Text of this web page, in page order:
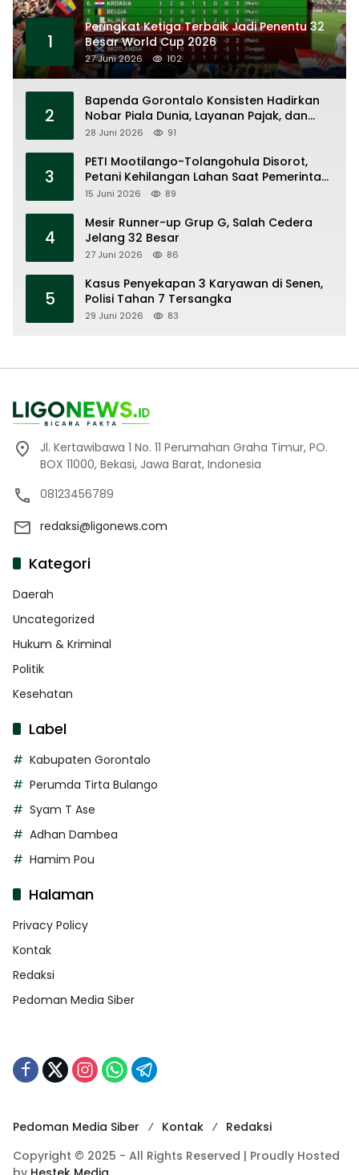
1
Peringkat Ketiga Terbaik Jadi Penentu 32
Besar World Cup 2026
27 Juni 2026 102
2
Bapenda Gorontalo Konsisten Hadirkan
Nobar Piala Dunia, Layanan Pajak, dan
Ruang UMKM
28 Juni 2026 91
3
PETI Mootilango-Tolangohula Disorot,
Petani Kehilangan Lahan Saat Pemerintah
Fokus Panggung Seremonial
15 Juni 2026 89
4
Mesir Runner-up Grup G, Salah Cedera
Jelang 32 Besar
27 Juni 2026 86
5
Kasus Penyekapan 3 Karyawan di Senen,
Polisi Tahan 7 Tersangka
29 Juni 2026 83
Jl. Kertawibawa 1 No. 11 Perumahan Graha Timur, PO.
BOX 11000, Bekasi, Jawa Barat, Indonesia
08123456789
redaksi@ligonews.com
Kategori
Daerah
Uncategorized
Hukum & Kriminal
Politik
Kesehatan
Label
Kabupaten Gorontalo
Perumda Tirta Bulango
Syam T Ase
Adhan Dambea
Hamim Pou
Halaman
Privacy Policy
Kontak
Redaksi
Pedoman Media Siber
Pedoman Media Siber Kontak
Redaksi
Copyright © 2025 - All Rights Reserved | Proudly Hosted